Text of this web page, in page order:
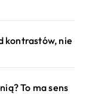
kontrastów, nie
To ma sens